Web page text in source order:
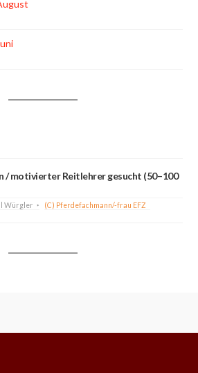
motivierter Reitlehrer gesucht (50–100
Würgler (C) Pferdefachmann/-frau EFZ